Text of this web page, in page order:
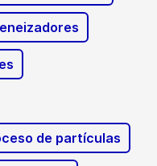
de partículas